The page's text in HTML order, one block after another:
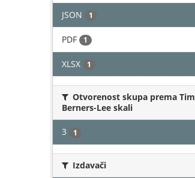
JSON 1
PDF 1
XLSX 1
Otvorenost skupa prema Tim
Berners-Lee skali
3 1
Izdavači